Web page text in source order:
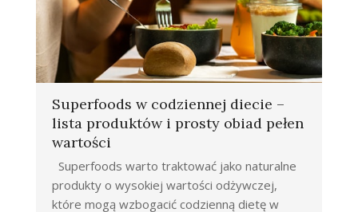
Superfoods w codziennej diecie –
lista produktów i prosty obiad pełen
wartości
Superfoods warto traktować jako naturalne
produkty o wysokiej wartości odżywczej,
które mogą wzbogacić codzienną dietę w